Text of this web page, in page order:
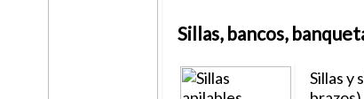
Sillas, bancos,
Sillas y